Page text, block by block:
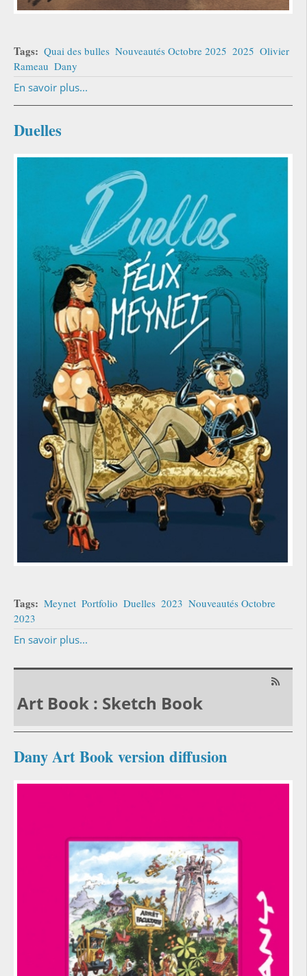
Tags: Quai des bulles Nouveautés Octobre 2025 2025 Olivier
Rameau Dany
En savoir plus...
Duelles
Tags: Meynet Portfolio Duelles 2023 Nouveautés Octobre
2023
En savoir plus...
Art Book : Sketch Book
Dany Art Book version diffusion